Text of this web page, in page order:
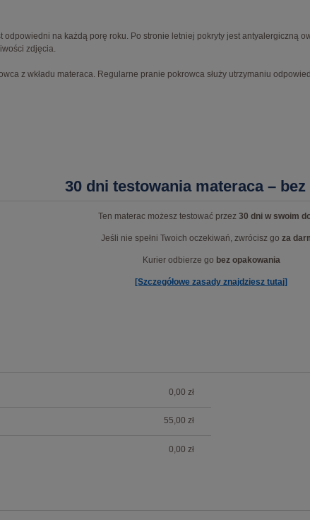
na każdą porę roku. Po stronie letniej pokryty jest antyalergiczną
zdjęcia.
z wkładu materaca. Regularne pranie pokrowca służy utrzymaniu
30 dni testowania materaca –
Ten materac możesz testować przez 30 dni w swoim
Jeśli nie spełni Twoich oczekiwań, zwrócisz go za
Kurier odbierze go bez opakowania
[Szczegółowe zasady znajdziesz tutaj]
0,00 zł
55,00 zł
0,00 zł